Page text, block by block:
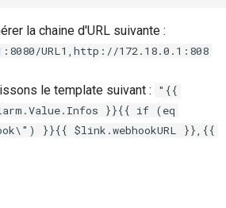
la chaine d'URL suivante :
URL1,http://172.18.0.1:808
le template suivant :
"{{
}}{{ if (eq
}}{{ $link.webhookURL }},{{